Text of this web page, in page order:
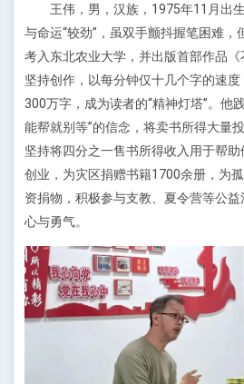
王伟，男，汉族，1975年11月出
与命运“较劲”，虽双手颤抖握笔困难，
考入东北农业大学，并出版首部作品
坚持创作，以每分钟仅十几个字的速度
300万字，成为读者的“精神灯塔”。他
能帮就别等”的信念，将卖书所得大量
坚持将四分之一售书所得收入用于帮
创业，为灾区捐赠书籍1700余册，为
资捐物，积极参与支教、夏令营等公
心与勇气。